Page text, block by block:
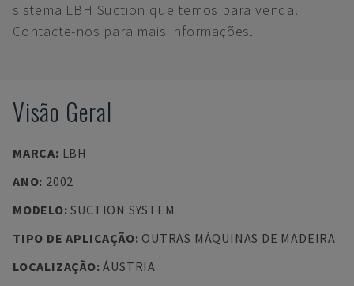
sistema LBH Suction que temos para venda.
Contacte-nos para mais informações.
Visão Geral
MARCA: LBH
ANO: 2002
MODELO:SUCTION SYSTEM
TIPO DE APLICAÇÃO: OUTRAS MÁQUINAS DE MADEIRA
LOCALIZAÇÃO:ÁUSTRIA